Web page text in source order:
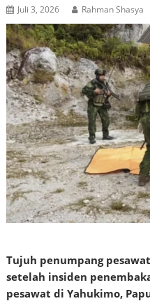
Juli 3, 2026 Rahman Shasya
Tujuh penumpang
setelah insiden
pesawat di Yahukimo,